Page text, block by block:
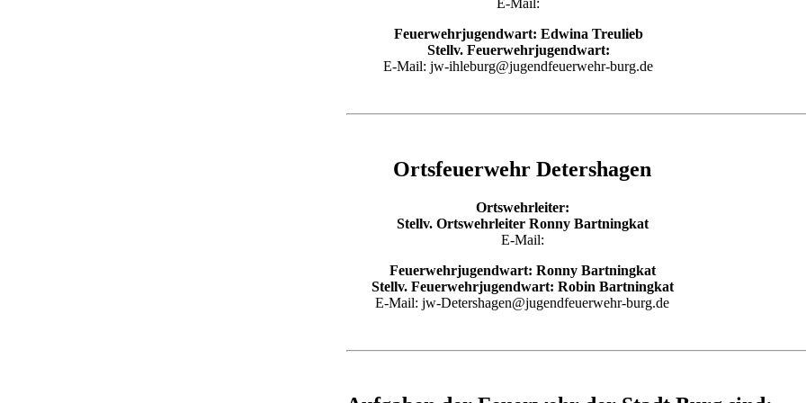
Feuerwehrjugendwart: Edwina Treulieb
Stellv. Feuerwehrjugendwart:
E-Mail: jw-ihleburg@jugendfeuerwehr-burg.de
Ortsfeuerwehr Detershagen
Ortswehrleiter:
Stellv. Ortswehrleiter Ronny Bartningkat
E-Mail:
Feuerwehrjugendwart: Ronny Bartningkat
Stellv. Feuerwehrjugendwart: Robin Bartningkat
E-Mail: jw-Detershagen@jugendfeuerwehr-burg.de